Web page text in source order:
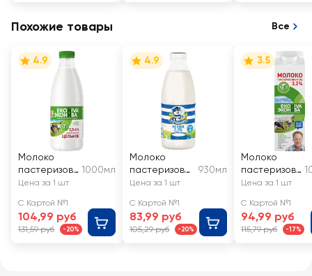
Похожие товары Все
4.9
Молоко
пастеризов
анное
цельное
3,3–6%, без
змж
1000мл
Цена за 1 шт
С Картой №1
104,99 руб
131,59 руб -20%
4.9
Молоко
пастеризова
нное
ШИНО 2,5%,
без змж
930мл
Цена за 1 шт
С Картой №1
83,99 руб
105,29 руб -20%
3.5
Молоко
пастеризов
анное
3,2%, без змж
Цена за 1 шт
С Картой №1
94,99 руб
115,79 руб -17%